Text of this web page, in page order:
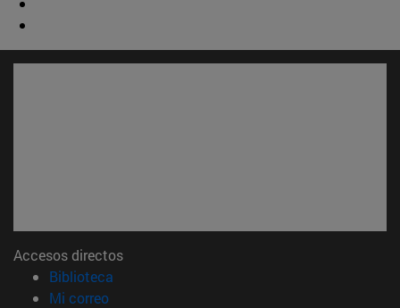
Accesos directos
Biblioteca
Mi correo(abre en nueva ventana)